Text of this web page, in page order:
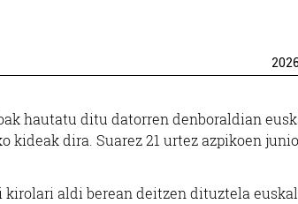
hautatu ditu datorren denboraldian
kideak dira. Suarez 21 urtez azpikoen
aldi berean deitzen dituztela euskal